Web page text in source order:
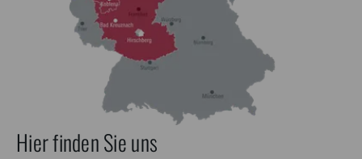
Hier finden Sie uns